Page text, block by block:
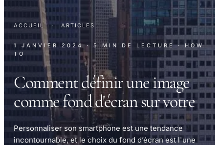
ACCUEIL · ARTICLES
1 JANVIER 2024 · 5 MIN DE LECTURE · HOW
TO
Comment définir une image
comme fond d'écran sur votre
Personnaliser son smartphone est une tendance
incontournable, et le choix du fond d’écran est l'une